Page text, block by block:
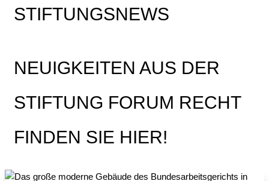
STIFTUNGSNEWS
NEUIGKEITEN AUS DER
STIFTUNG FORUM RECHT
FINDEN SIE HIER!